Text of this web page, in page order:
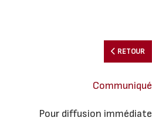
RETOUR
Communiqué
Pour diffusion immédiate